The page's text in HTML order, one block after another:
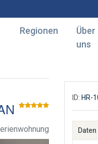
Regionen
Über
uns
ID: HR-